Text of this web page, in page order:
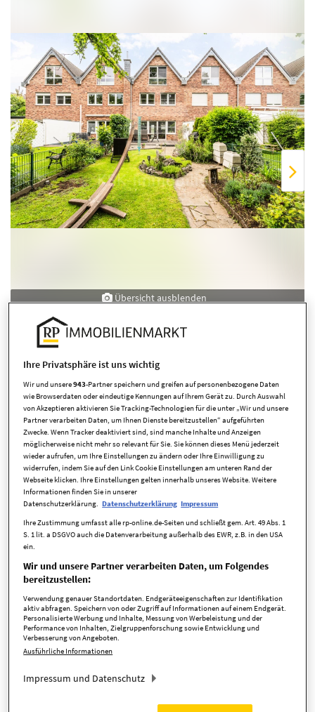
Übersicht ausblenden
Eckdaten
Kaufpreis 444.000,00 EUR
Zimmer
Anbieter-ID 177622
Kosten
Provision
Ihre Privatsphäre ist uns wichtig
Wir und unsere943-Partner speichern und greifen auf personenbezogene Daten
wie Browserdaten oder eindeutige Kennungen auf Ihrem Gerät zu. Durch Auswahl
von Akzeptieren aktivieren Sie Tracking-Technologien für die unter „Wir und unsere
Partner verarbeiten Daten, um Ihnen Dienste bereitzustellen“ aufgeführten
Zwecke. Wenn Tracker deaktiviert sind, sind manche Inhalte und Anzeigen
möglicherweise nicht mehr so relevant für Sie. Sie können dieses Menü jederzeit
wieder aufrufen, um Ihre Einstellungen zu ändern oder Ihre Einwilligung zu
widerrufen, indem Sie auf den Link Cookie Einstellungen am unteren Rand der
Webseite klicken. Ihre Einstellungen gelten innerhalb unseres Website. Weitere
Informationen finden Sie in unserer
Datenschutzerklärung. Datenschutzerklärung Impressum
Ihre Zustimmung umfasst alle rp-online.de-Seiten und schließt gem. Art. 49 Abs. 1
S. 1 lit. a DSGVO auch die Datenverarbeitung außerhalb des EWR, z.B. in den USA
ein.
Wir und unsere Partner verarbeiten Daten, um Folgendes
bereitzustellen:
Verwendung genauer Standortdaten. Endgeräteeigenschaften zur Identifikation
aktiv abfragen. Speichern von oder Zugriff auf Informationen auf einem Endgerät.
Personalisierte Werbung und Inhalte, Messung von Werbeleistung und der
Performance von Inhalten, Zielgruppenforschung sowie Entwicklung und
Verbesserung von Angeboten.
Ausführliche Informationen
Impressum und Datenschutz